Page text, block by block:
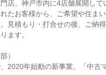
店。神戸市内に4店舗展開して
たお客様から、ご希望や住ま
見積もり・打合せの後、ご
ます。
）
、2020年始動の新事業。「中